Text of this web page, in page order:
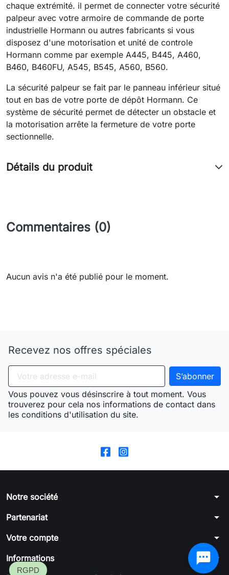
chaque extrémité. il permet de connecter votre sécurité
palpeur avec votre armoire de commande de porte
industrielle Hormann ou autres fabricants si vous
disposez d'une motorisation et unité de controle
Hormann comme par exemple A445, B445, A460,
B460, B460FU, A545, B545, A560, B560.
La sécurité palpeur se fait par le panneau inférieur situé
tout en bas de votre porte de dépôt Hormann. Ce
système de sécurité permet de détecter un obstacle et
la motorisation arrête la fermeture de votre porte
sectionnelle.
Détails du produit
Commentaires (0)
Aucun avis n'a été publié pour le moment.
Recevez nos offres spéciales
Vous pouvez vous désinscrire à tout moment. Vous
trouverez pour cela nos informations de contact dans
les conditions d'utilisation du site.
Notre société arrow_drop_down
Partenariat arrow_drop_down
Votre compte arrow_drop_down
Informations arrow_drop_down